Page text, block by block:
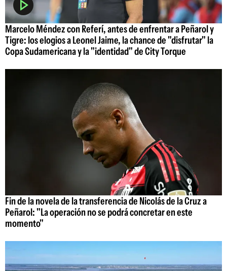
Marcelo Méndez con Referí, antes de enfrentar a Peñarol y
Tigre: los elogios a Leonel Jaime, la chance de "disfrutar" la
Copa Sudamericana y la "identidad" de City Torque
Fin de la novela de la transferencia de Nicolás de la Cruz a
Peñarol: "La operación no se podrá concretar en este
momento"